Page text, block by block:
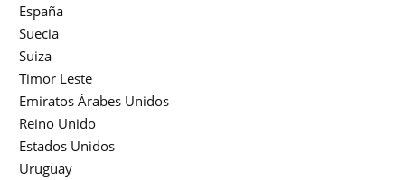
España
Suecia
Suiza
Timor Leste
Emiratos Árabes Unidos
Reino Unido
Estados Unidos
Uruguay